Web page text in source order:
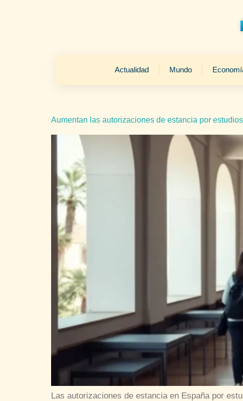
Actualidad Mundo
Aumentan las autorizaciones de estancia por
Las autorizaciones de estancia en España por